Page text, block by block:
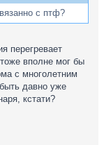
с птф?
перегревает
вполне мог бы
с многолетним
давно уже
кстати?